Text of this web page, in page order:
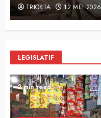
TRIOKTA 12 MEI 2026
LEGISLATIF
2 min read